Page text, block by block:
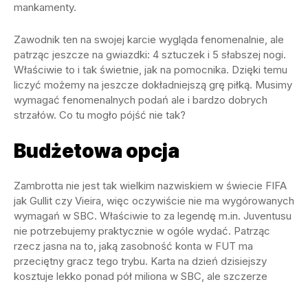
mankamenty.
Zawodnik ten na swojej karcie wygląda fenomenalnie, ale
patrząc jeszcze na gwiazdki: 4 sztuczek i 5 słabszej nogi.
Właściwie to i tak świetnie, jak na pomocnika. Dzięki temu
liczyć możemy na jeszcze dokładniejszą grę piłką. Musimy
wymagać fenomenalnych podań ale i bardzo dobrych
strzałów. Co tu mogło pójść nie tak?
Budżetowa opcja
Zambrotta nie jest tak wielkim nazwiskiem w świecie FIFA
jak Gullit czy Vieira, więc oczywiście nie ma wygórowanych
wymagań w SBC. Właściwie to za legendę m.in. Juventusu
nie potrzebujemy praktycznie w ogóle wydać. Patrząc
rzecz jasna na to, jaką zasobność konta w FUT ma
przeciętny gracz tego trybu. Karta na dzień dzisiejszy
kosztuje lekko ponad pół miliona w SBC, ale szczerze